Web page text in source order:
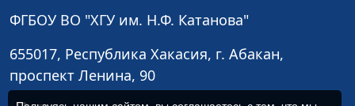
ФГБОУ ВО "ХГУ им. Н.Ф. Катанова"
655017, Республика Хакасия, г. Абакан,
проспект Ленина, 90